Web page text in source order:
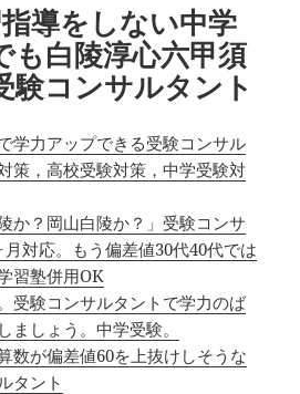
指導をしない中学
も白陵淳心六甲須
験コンサルタント
学力アップできる受験コンサル
策，高校受験対策，中学受験対
か？岡山白陵か？」受験コンサ
対応。もう偏差値30代40代では
習塾併用OK
受験コンサルタントで学力のば
ましょう。中学受験。
数が偏差値60を上抜けしそうな
タント